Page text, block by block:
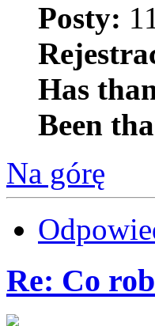
Posty:
Has
Been
Na górę
Re: Co